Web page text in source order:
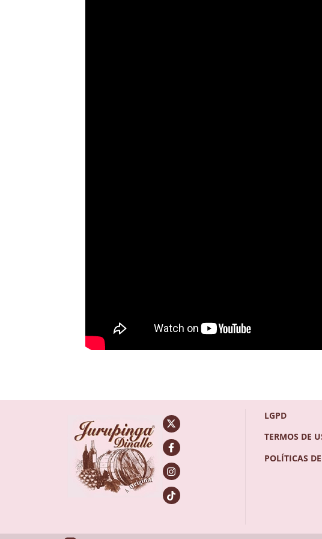
LGPD
TERMOS DE
POLÍTICAS